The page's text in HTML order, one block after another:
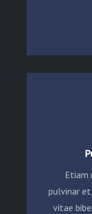
Etiam
pulvinar
vitae